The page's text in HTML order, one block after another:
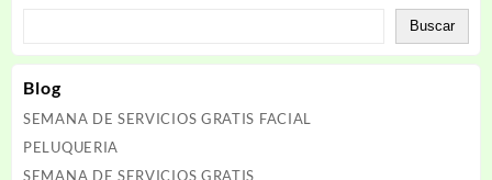
Buscar
Blog
SEMANA DE SERVICIOS GRATIS FACIAL
PELUQUERIA
SEMANA DE SERVICIOS GRATIS